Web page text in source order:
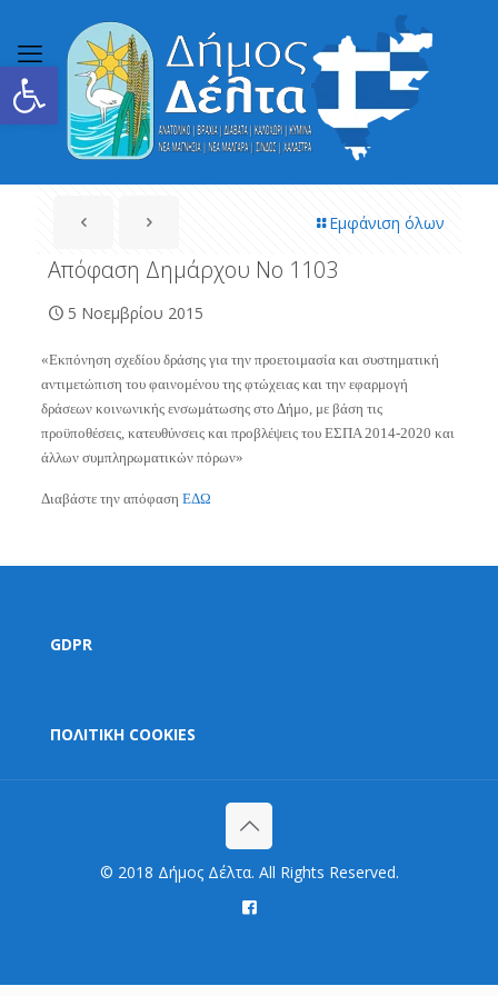
Ανοίξτε τη γραμμή εργαλείων
Εμφάνιση όλων
Aπόφαση Δημάρχου Νο 1103
5 Νοεμβρίου 2015
«Εκπόνηση σχεδίου δράσης για την προετοιμασία και συστηματική
αντιμετώπιση του φαινομένου της φτώχειας και την εφαρμογή
δράσεων κοινωνικής ενσωμάτωσης στο Δήμο, με βάση τις
προϋποθέσεις, κατευθύνσεις και προβλέψεις του ΕΣΠΑ 2014-2020 και
άλλων συμπληρωματικών πόρων»
Διαβάστε την απόφαση ΕΔΩ
GDPR
ΠΟΛΙΤΙΚΗ COOKIES
© 2018 Δήμος Δέλτα. All Rights Reserved.